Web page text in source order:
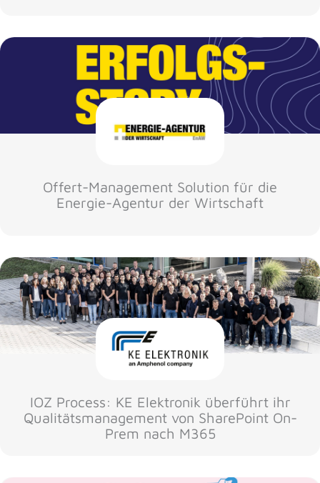
Offert-Management Solution für die
Energie-Agentur der Wirtschaft
IOZ Process: KE Elektronik überführt ihr
Qualitätsmanagement von SharePoint On-
Prem nach M365